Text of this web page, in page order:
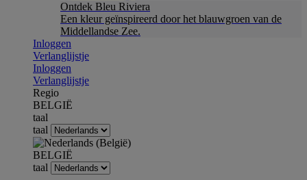
Ontdek Bleu Riviera
Een kleur geïnspireerd door het blauwgroen van de
Middellandse Zee.
Inloggen
Verlanglijstje
Inloggen
Verlanglijstje
Regio
BELGIË
taal
taal
BELGIË
taal